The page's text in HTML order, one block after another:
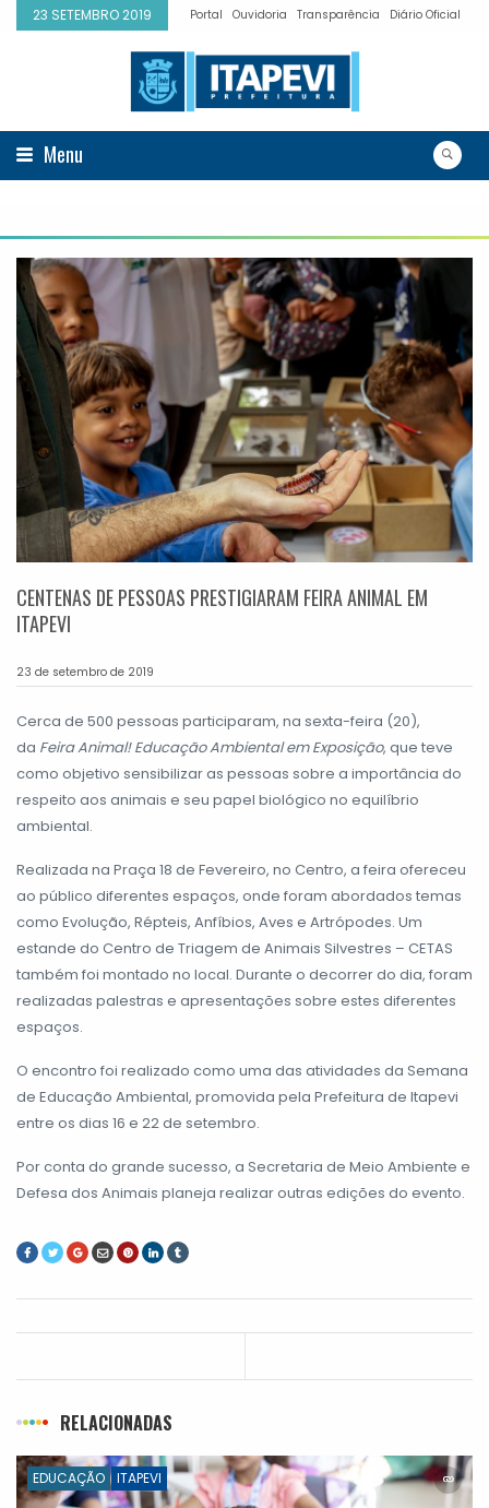
23 SETEMBRO 2019 Portal Ouvidoria Transparência Diário Oficial
Menu
CENTENAS DE PESSOAS PRESTIGIARAM FEIRA ANIMAL EM
ITAPEVI
23 de setembro de 2019
Cerca de 500 pessoas participaram, na sexta-feira (20),
da Feira Animal! Educação Ambiental em Exposição, que teve
como objetivo sensibilizar as pessoas sobre a importância do
respeito aos animais e seu papel biológico no equilíbrio
ambiental.
Realizada na Praça 18 de Fevereiro, no Centro, a feira ofereceu
ao público diferentes espaços, onde foram abordados temas
como Evolução, Répteis, Anfíbios, Aves e Artrópodes. Um
estande do Centro de Triagem de Animais Silvestres – CETAS
também foi montado no local. Durante o decorrer do dia, foram
realizadas palestras e apresentações sobre estes diferentes
espaços.
O encontro foi realizado como uma das atividades da Semana
de Educação Ambiental, promovida pela Prefeitura de Itapevi
entre os dias 16 e 22 de setembro.
Por conta do grande sucesso, a Secretaria de Meio Ambiente e
Defesa dos Animais planeja realizar outras edições do evento.
RELACIONADAS
EDUCAÇÃO ITAPEVI